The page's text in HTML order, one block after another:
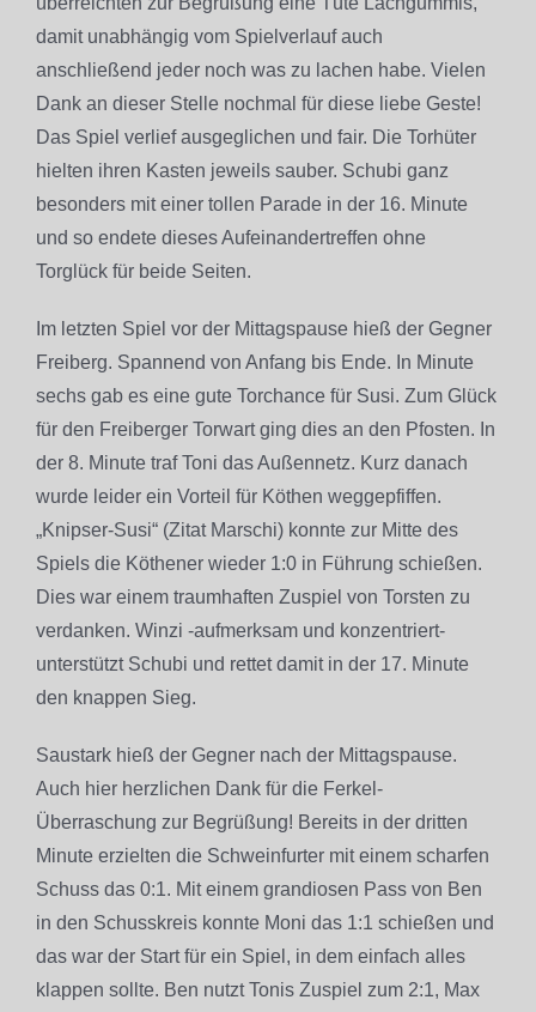
damit unabhängig vom Spielverlauf auch
anschließend jeder noch was zu lachen habe. Vielen
Dank an dieser Stelle nochmal für diese liebe Geste!
Das Spiel verlief ausgeglichen und fair. Die Torhüter
hielten ihren Kasten jeweils sauber. Schubi ganz
besonders mit einer tollen Parade in der 16. Minute
und so endete dieses Aufeinandertreffen ohne
Torglück für beide Seiten.
Im letzten Spiel vor der Mittagspause hieß der Gegner
Freiberg. Spannend von Anfang bis Ende. In Minute
sechs gab es eine gute Torchance für Susi. Zum Glück
für den Freiberger Torwart ging dies an den Pfosten. In
der 8. Minute traf Toni das Außennetz. Kurz danach
wurde leider ein Vorteil für Köthen weggepfiffen.
„Knipser-Susi“ (Zitat Marschi) konnte zur Mitte des
Spiels die Köthener wieder 1:0 in Führung schießen.
Dies war einem traumhaften Zuspiel von Torsten zu
verdanken. Winzi -aufmerksam und konzentriert-
unterstützt Schubi und rettet damit in der 17. Minute
den knappen Sieg.
Saustark hieß der Gegner nach der Mittagspause.
Auch hier herzlichen Dank für die Ferkel-
Überraschung zur Begrüßung! Bereits in der dritten
Minute erzielten die Schweinfurter mit einem scharfen
Schuss das 0:1. Mit einem grandiosen Pass von Ben
in den Schusskreis konnte Moni das 1:1 schießen und
das war der Start für ein Spiel, in dem einfach alles
klappen sollte. Ben nutzt Tonis Zuspiel zum 2:1, Max